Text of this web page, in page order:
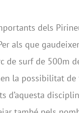
dels
als que
de surf de 500m
la possibilitat
d’aquesta